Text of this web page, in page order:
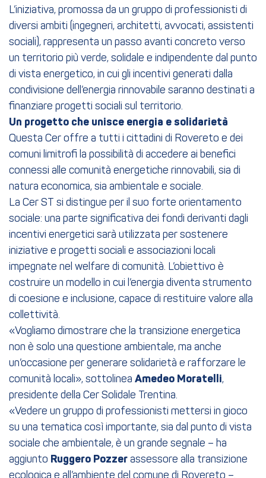
L’iniziativa, promossa da un gruppo di professionisti di
diversi ambiti (ingegneri, architetti, avvocati, assistenti
sociali), rappresenta un passo avanti concreto verso
un territorio più verde, solidale e indipendente dal punto
di vista energetico, in cui gli incentivi generati dalla
condivisione dell’energia rinnovabile saranno destinati a
finanziare progetti sociali sul territorio.
Un progetto che unisce energia e solidarietà
Questa Cer offre a tutti i cittadini di Rovereto e dei
comuni limitrofi la possibilità di accedere ai benefici
connessi alle comunità energetiche rinnovabili, sia di
natura economica, sia ambientale e sociale.
La Cer ST si distingue per il suo forte orientamento
sociale: una parte significativa dei fondi derivanti dagli
incentivi energetici sarà utilizzata per sostenere
iniziative e progetti sociali e associazioni locali
impegnate nel welfare di comunità. L’obiettivo è
costruire un modello in cui l’energia diventa strumento
di coesione e inclusione, capace di restituire valore alla
collettività.
«Vogliamo dimostrare che la transizione energetica
non è solo una questione ambientale, ma anche
un’occasione per generare solidarietà e rafforzare le
comunità locali», sottolinea Amedeo Moratelli,
presidente della Cer Solidale Trentina.
«Vedere un gruppo di professionisti mettersi in gioco
su una tematica così importante, sia dal punto di vista
sociale che ambientale, è un grande segnale – ha
aggiunto Ruggero Pozzer assessore alla transizione